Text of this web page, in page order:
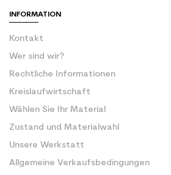
INFORMATION
Kontakt
Wer sind wir?
Rechtliche Informationen
Kreislaufwirtschaft
Wählen Sie Ihr Material
Zustand und Materialwahl
Unsere Werkstatt
Allgemeine Verkaufsbedingungen